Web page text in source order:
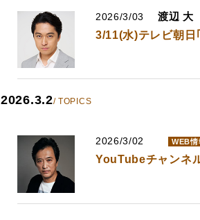
2026/3/03 渡辺 大
3/11(水)テレビ朝
2026.3.2/ TOPICS
2026/3/02 WEB情
YouTubeチャンネ